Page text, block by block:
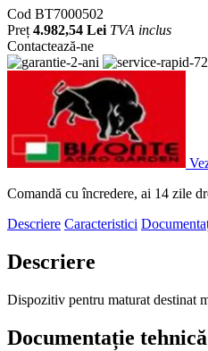
Cod BT7000502
Preț 4.982,54 Lei TVA inclus
Contactează-ne
Comandă cu încredere, ai 14 zile
Descriere Caracteristici
Descriere
Dispozitiv pentru maturat destinat
Documentație tehnică